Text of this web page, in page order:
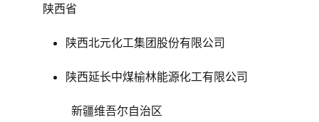
陕西省
陕西北元化工集团股份有限公司
陕西延长中煤榆林能源化工有限公司
新疆维吾尔自治区